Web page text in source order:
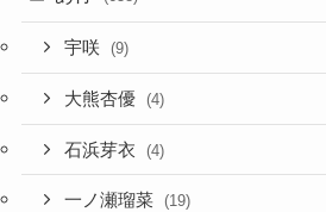
宇咲 (9)
大熊杏優 (4)
石浜芽衣 (4)
一ノ瀬瑠菜 (19)